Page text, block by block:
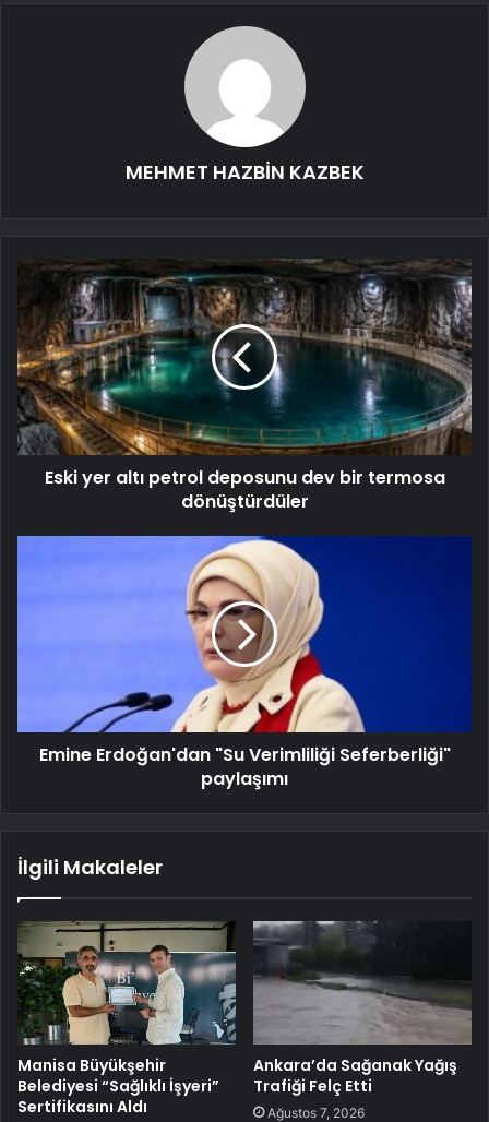
MEHMET HAZBİN KAZBEK
Eski yer altı petrol deposunu dev bir termosa
dönüştürdüler
Emine Erdoğan'dan "Su Verimliliği Seferberliği"
paylaşımı
İlgili Makaleler
Manisa Büyükşehir
Belediyesi “Sağlıklı İşyeri”
Sertifikasını Aldı
Ankara’da Sağanak Yağış
Trafiği Felç Etti
Ağustos 7, 2026